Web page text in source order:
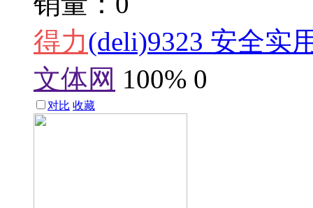
得力(deli)9323 安全实
文体网 100% 0
对比 收藏